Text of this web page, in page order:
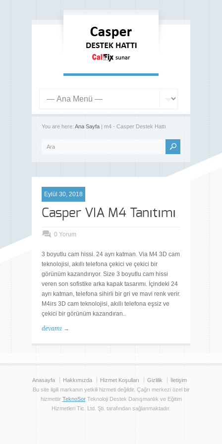
You are here: Ana Sayfa | m4 - Casper Destek Hattı
Eylül 30, 2018
Casper VIA M4 Tanıtımı
0 Yorum
3 boyutlu cam hissi. 24 ayrı katman. Via M4 3D cam
teknolojisi, akıllı telefona çekici ve çekici bir
görünüm kazandırıyor. Size 3 boyutlu cam hissi
veren son sofistike arka kapak tasarımı. İçindeki 24
ayrı katman, telefona sihirli bir gri ve mavi renk verir.
M4irs 3D cam teknolojisi, akıllı telefona eşsiz ve
çekici bir görünüm kazandıran..
devamı →
Anasayfa Hakkımızda Hizmet Koşulları Gizlilik
İletişim
Bu site ilgili markanın yetkili hizmeti değildir. Çağrı merkezi özel bir
hizmettir TeknoSorTeknoloji Destek Danışmanlık ve Eğitim
Hizmetleri Tic. Ltd. Şti. tarafından sağlanmaktadır.